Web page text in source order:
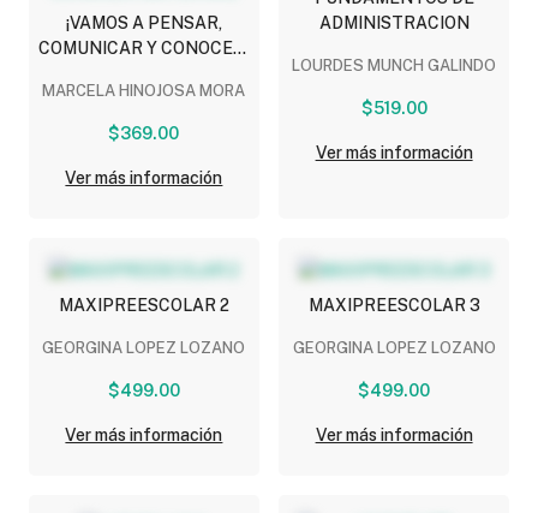
¡VAMOS A PENSAR,
COMUNICAR Y CONOCER!
MARCELA HINOJOSA MORA
$369.00
Ver más información
ADMINISTRACION
LOURDES MUNCH GALINDO
$519.00
Ver más información
MAXIPREESCOLAR 2
GEORGINA LOPEZ LOZANO
$499.00
Ver más información
MAXIPREESCOLAR 3
GEORGINA LOPEZ LOZANO
$499.00
Ver más información